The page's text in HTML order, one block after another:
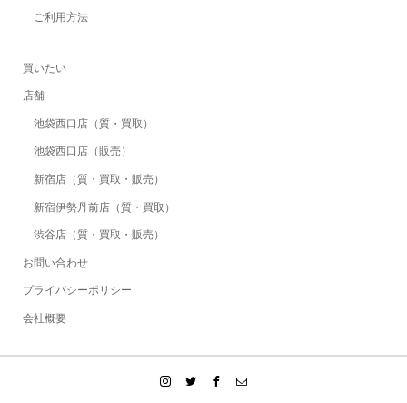
ご利用方法
買いたい
店舗
池袋西口店（質・買取）
池袋西口店（販売）
新宿店（質・買取・販売）
新宿伊勢丹前店（質・買取）
渋谷店（質・買取・販売）
お問い合わせ
プライバシーポリシー
会社概要